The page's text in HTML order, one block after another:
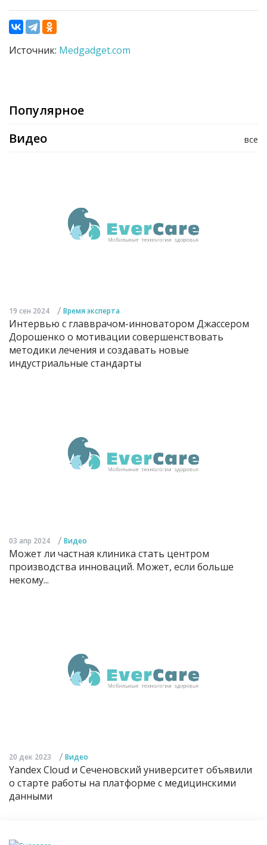
Источник: Medgadget.com
Популярное
все
Видео
19 сен 2024 / Время эксперта
Интервью с главврачом-инноватором Джассером
Дорошенко о мотивации совершенствовать
методики лечения и создавать новые
индустриальные стандарты
03 апр 2024 / Видео
Может ли частная клиника стать центром
производства инноваций. Может, если больше
некому...
20 дек 2023 / Видео
Yandex Cloud и Сеченовский университет объявили
о старте работы на платформе с медицинскими
данными